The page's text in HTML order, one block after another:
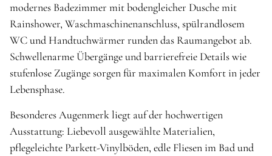
modernes Badezimmer mit bodengleicher Dusche mit
Rainshower, Waschmaschinenanschluss, spülrandlosem
WC und Handtuchwärmer runden das Raumangebot ab.
Schwellenarme Übergänge und barrierefreie Details wie
stufenlose Zugänge sorgen für maximalen Komfort in jeder
Lebensphase.
Besonderes Augenmerk liegt auf der hochwertigen
Ausstattung: Liebevoll ausgewählte Materialien,
pflegeleichte Parkett-Vinylböden, edle Fliesen im Bad und